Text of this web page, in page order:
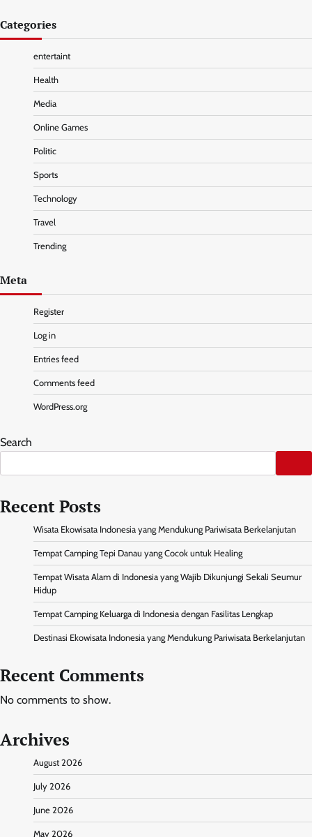
Categories
entertaint
Health
Media
Online Games
Politic
Sports
Technology
Travel
Trending
Meta
Register
Log in
Entries feed
Comments feed
WordPress.org
Search
Recent Posts
Wisata Ekowisata Indonesia yang Mendukung Pariwisata Berkelanjutan
Tempat Camping Tepi Danau yang Cocok untuk Healing
Tempat Wisata Alam di Indonesia yang Wajib Dikunjungi Sekali Seumur
Hidup
Tempat Camping Keluarga di Indonesia dengan Fasilitas Lengkap
Destinasi Ekowisata Indonesia yang Mendukung Pariwisata Berkelanjutan
Recent Comments
No comments to show.
Archives
August 2026
July 2026
June 2026
May 2026